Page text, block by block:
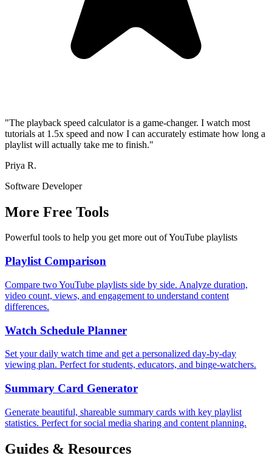
"The playback speed calculator is a game-changer. I watch most
tutorials at 1.5x speed and now I can accurately estimate how long a
playlist will actually take me to finish."
Priya R.
Software Developer
More Free Tools
Powerful tools to help you get more out of YouTube playlists
Playlist Comparison
Compare two YouTube playlists side by side. Analyze duration,
video count, views, and engagement to understand content
differences.
Watch Schedule Planner
Set your daily watch time and get a personalized day-by-day
viewing plan. Perfect for students, educators, and binge-watchers.
Summary Card Generator
Generate beautiful, shareable summary cards with key playlist
statistics. Perfect for social media sharing and content planning.
Guides & Resources